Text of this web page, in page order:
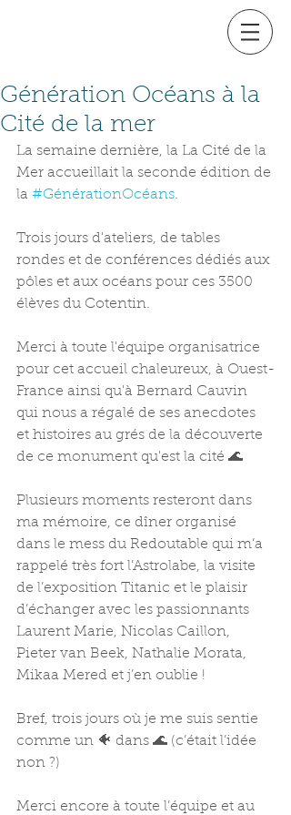
Génération Océans à la
Cité de la mer
La semaine dernière, la La Cité de la
Mer accueillait la seconde édition de
la #GénérationOcéans.
Trois jours d'ateliers, de tables
rondes et de conférences dédiés aux
pôles et aux océans pour ces 3500
élèves du Cotentin.
Merci à toute l'équipe organisatrice
pour cet accueil chaleureux, à Ouest-
France ainsi qu'à Bernard Cauvin
qui nous a régalé de ses anecdotes
et histoires au grés de la découverte
de ce monument qu'est la cité 🌊
Plusieurs moments resteront dans
ma mémoire, ce dîner organisé
dans le mess du Redoutable qui m’a
rappelé très fort l’Astrolabe, la visite
de l’exposition Titanic et le plaisir
d’échanger avec les passionnants
Laurent Marie, Nicolas Caillon,
Pieter van Beek, Nathalie Morata,
Mikaa Mered et j’en oublie !
Bref, trois jours où je me suis sentie
comme un 🐠 dans 🌊 (c’était l’idée
non ?)
Merci encore à toute l’équipe et au